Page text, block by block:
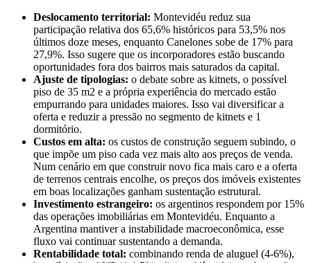
Deslocamento territorial: Montevidéu reduz sua
participação relativa dos 65,6% históricos para 53,5% nos
últimos doze meses, enquanto Canelones sobe de 17% para
27,9%. Isso sugere que os incorporadores estão buscando
oportunidades fora dos bairros mais saturados da capital.
Ajuste de tipologias: o debate sobre as kitnets, o possível
piso de 35 m2 e a própria experiência do mercado estão
empurrando para unidades maiores. Isso vai diversificar a
oferta e reduzir a pressão no segmento de kitnets e 1
dormitório.
Custos em alta: os custos de construção seguem subindo, o
que impõe um piso cada vez mais alto aos preços de venda.
Num cenário em que construir novo fica mais caro e a oferta
de terrenos centrais encolhe, os preços dos imóveis existentes
em boas localizações ganham sustentação estrutural.
Investimento estrangeiro: os argentinos respondem por 15%
das operações imobiliárias em Montevidéu. Enquanto a
Argentina mantiver a instabilidade macroeconômica, esse
fluxo vai continuar sustentando a demanda.
Rentabilidade total: combinando renda de aluguel (4-6%),